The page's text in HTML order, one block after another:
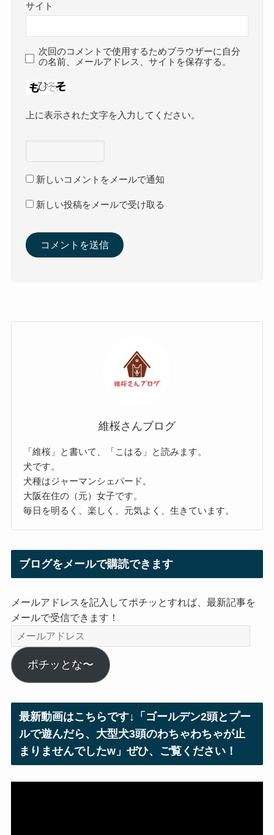
サイト
次回のコメントで使用するためブラウザーに自分
の名前、メールアドレス、サイトを保存する。
上に表示された文字を入力してください。
新しいコメントをメールで通知
新しい投稿をメールで受け取る
維桜さんブログ
「維桜」と書いて、「こはる」と読みます。
犬です。
犬種はジャーマンシェパード。
大阪在住の（元）女子です。
毎日を明るく、楽しく、元気よく、生きています。
ブログをメールで購読できます
メールアドレスを記入してポチッとすれば、最新記事を
メールで受信できます！
メ
ー
ル
ア
ス
ポチッとな〜
最新動画はこちらです↓「ゴールデン2頭とプー
ルで遊んだら、大型犬3頭のわちゃわちゃが止
まりませんでしたw」ぜひ、ご覧ください！